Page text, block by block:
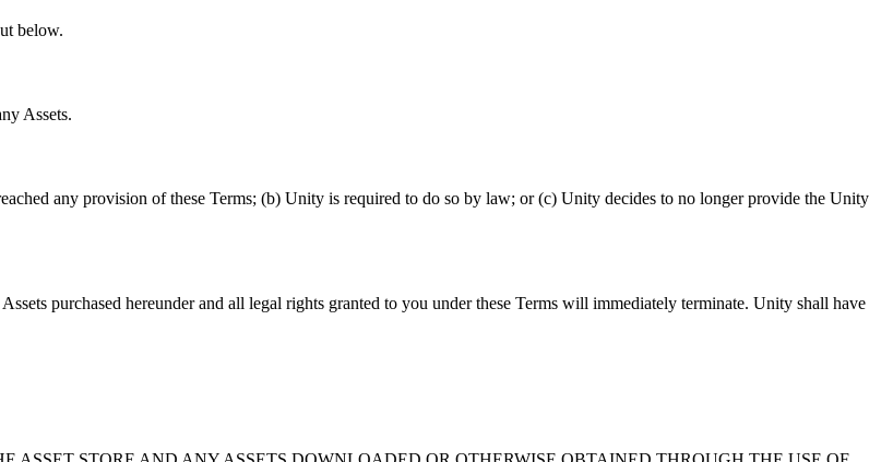
below.
Assets.
any provision of these Terms; (b) Unity is required to do so by law; or (c) Unity decides to no longer provide the Unity
purchased hereunder and all legal rights granted to you under these Terms will immediately terminate. Unity shall have